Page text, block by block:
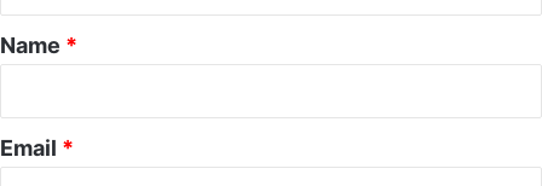
*
Name *
Email *